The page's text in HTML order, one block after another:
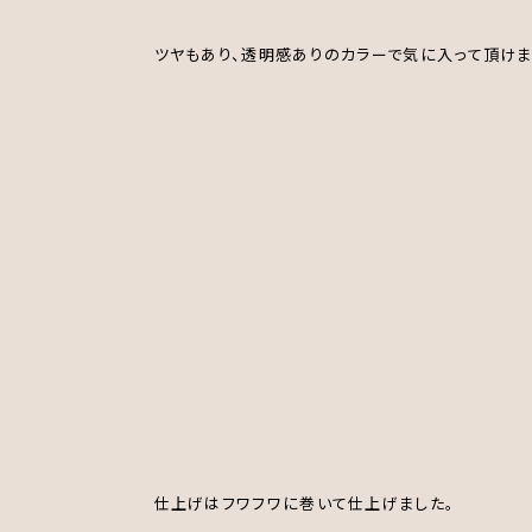
ツヤもあり、透明感ありのカラーで気に入って頂け
仕上げはフワフワに巻いて仕上げました。